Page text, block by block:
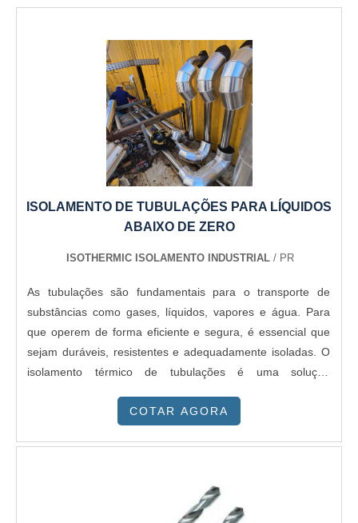
oferece uma variedade de itens como telha térmica e
serviços e que preza pela segurança, conquistas
adquiridas porque investiu em uma estrutura que hoje
conta com escritório de alta qualidade onde são realizadas
as atividades e sede em localização privilegiada. Tudo isso,
somado a uma equipe multidisciplinar de consultores
associados e profissionais qualificados, comprova sua
essência de trazer o melhor para todos os clientes....
ISOLAMENTO DE TUBULAÇÕES PARA LÍQUIDOS
ABAIXO DE ZERO
ISOTHERMIC ISOLAMENTO INDUSTRIAL/ PR
As tubulações são fundamentais para o transporte de
substâncias como gases, líquidos, vapores e água. Para
que operem de forma eficiente e segura, é essencial que
sejam duráveis, resistentes e adequadamente isoladas. O
isolamento térmico de tubulações é uma solução
às necessidades de cada aplicação.
COTAR AGORA